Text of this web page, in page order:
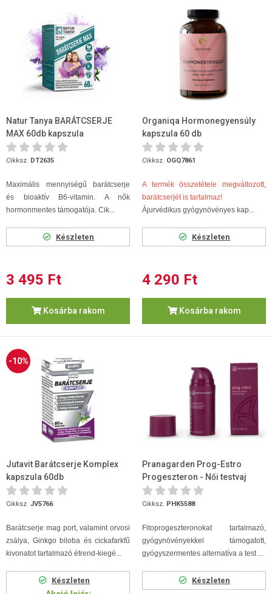
Natur Tanya BARÁTCSERJE
MAX 60db kapszula
Cikksz. DT2635
Maximális mennyiségű barátcserje
és bioaktív B6-vitamin. A nők
hormonmentes támogatója. Cik...
Készleten
3 495 Ft
Kosárba rakom
Organiqa Hormonegyensúly
kapszula 60 db
Cikksz. OGQ7861
A termék összetétele megváltozott,
barátcserjét is tartalmaz!
Ájurvédikus gyógynövényes kap...
Készleten
4 290 Ft
Kosárba rakom
-10%
Jutavit Barátcserje Komplex
kapszula 60db
Cikksz. JV5766
Barátcserje mag port, valamint orvosi
zsálya, Ginkgo biloba és cickafarkfű
kivonatot tartalmazó étrend-kiegé...
Készleten
Pranagarden Prog-Estro
Progeszteron - Női testvaj
(tavaszi virág illat) 100 ml
Cikksz. PHK5588
Fitoprogeszteronokat tartalmazó,
gyógynövényekkel támogatott,
gyógyszermentes alternatíva a test ...
Készleten